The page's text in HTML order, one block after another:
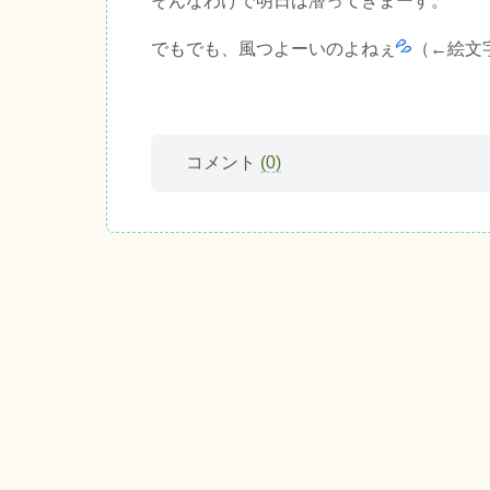
でもでも、風つよーいのよねぇ （←絵文
コメント (0)